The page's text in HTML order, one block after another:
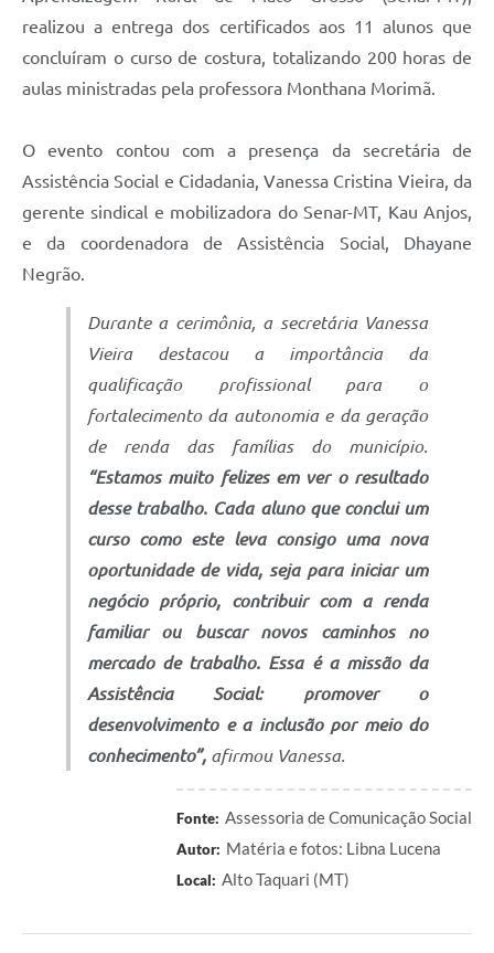
realizou a entrega dos certificados aos 11 alunos que
concluíram o curso de costura, totalizando 200 horas de
aulas ministradas pela professora Monthana Morimã.
O evento contou com a presença da secretária de
Assistência Social e Cidadania, Vanessa Cristina Vieira, da
gerente sindical e mobilizadora do Senar-MT, Kau Anjos,
e da coordenadora de Assistência Social, Dhayane
Negrão.
Durante a cerimônia, a secretária Vanessa
Vieira destacou a importância da
qualificação profissional para o
fortalecimento da autonomia e da geração
de renda das famílias do município.
“Estamos muito felizes em ver o resultado
desse trabalho. Cada aluno que conclui um
curso como este leva consigo uma nova
oportunidade de vida, seja para iniciar um
negócio próprio, contribuir com a renda
familiar ou buscar novos caminhos no
mercado de trabalho. Essa é a missão da
Assistência Social: promover o
desenvolvimento e a inclusão por meio do
conhecimento”, afirmou Vanessa.
Fonte: Assessoria de Comunicação Social
Autor: Matéria e fotos: Libna Lucena
Local: Alto Taquari (MT)